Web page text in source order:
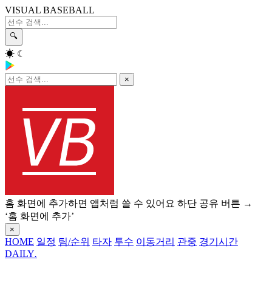
VISUAL BASEBALL
🔍
☀ ☾
×
홈 화면에 추가하면 앱처럼 쓸 수 있어요 하단 공유 버튼 →
‘홈 화면에 추가’
×
HOME 일정 팀/순위 타자 투수 이동거리 관중 경기시간
DAILY.